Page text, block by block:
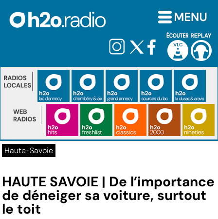
Haute-Savoie
HAUTE SAVOIE | De l’importance
de déneiger sa voiture, surtout
le toit